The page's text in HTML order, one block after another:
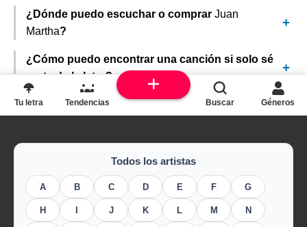
¿Dónde puedo escuchar o comprar Juan
Martha?
¿Cómo puedo encontrar una canción si solo sé
parte de la letra?
Todos los artistas
A B C D E F G
H J K L M N
Tu letra Tendencias Buscar Géneros